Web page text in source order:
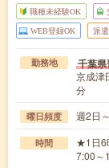
職種未経験OK
WEB登録OK 派遣
勤務地 千葉
京成津
分
曜日頻度 週2日
時間
★1日6
7:00～